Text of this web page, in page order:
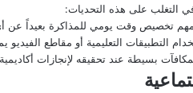
التغلب على هذه التحديات:
تخصيص وقت يومي للمذاكرة بعيداً عن
التطبيقات التعليمية أو مقاطع
بسيطة عند تحقيقه لإنجازات